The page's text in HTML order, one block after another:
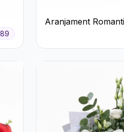
Aranjament
Trandafiri și